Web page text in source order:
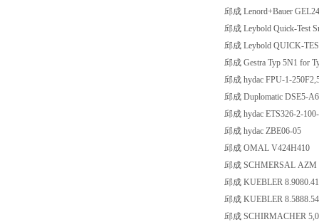
邱成 Lenord+Bauer
邱成 Leybold Quick-Test
邱成 Leybold QUICK-
邱成 Gestra Typ 5N1 for
邱成 hydac FPU-1-
邱成 Duplomatic DSE5-
邱成 hydac ETS326-2-
邱成 hydac ZBE06-05
邱成 OMAL V424H410
邱成 SCHMERSAL AZM
邱成 KUEBLER
邱成 KUEBLER
邱成 SCHIRMACHER